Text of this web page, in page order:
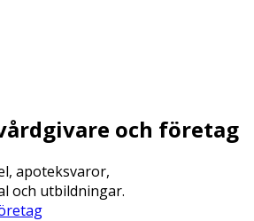
och företag
apoteksvaror,
och utbildningar.